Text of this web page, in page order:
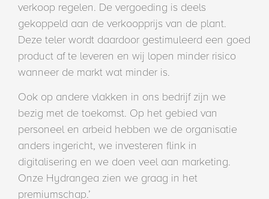
verkoop regelen. De vergoeding is deels
gekoppeld aan de verkoopprijs van de plant.
Deze teler wordt daardoor gestimuleerd een goed
product af te leveren en wij lopen minder risico
wanneer de markt wat minder is.
Ook op andere vlakken in ons bedrijf zijn we
bezig met de toekomst. Op het gebied van
personeel en arbeid hebben we de organisatie
anders ingericht, we investeren flink in
digitalisering en we doen veel aan marketing.
Onze Hydrangea zien we graag in het
premiumschap.’